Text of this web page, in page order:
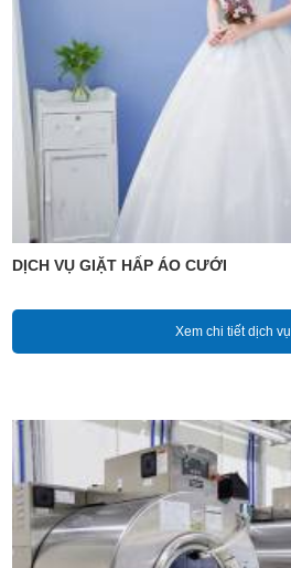
DỊCH VỤ GIẶT HẤP ÁO CƯỚI
Xem chi tiết dịch vụ